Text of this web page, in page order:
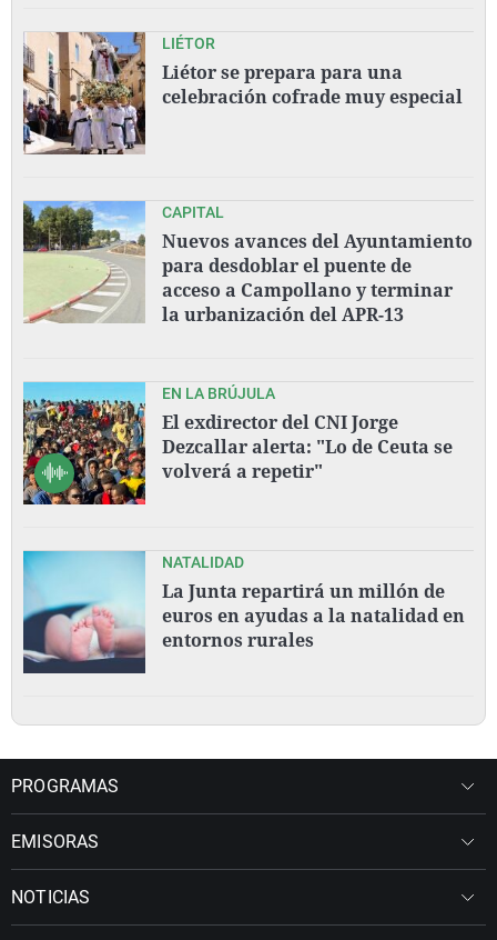
LIÉTOR
Liétor se prepara para una
celebración cofrade muy especial
CAPITAL
Nuevos avances del Ayuntamiento
para desdoblar el puente de
acceso a Campollano y terminar
la urbanización del APR-13
EN LA BRÚJULA
El exdirector del CNI Jorge
Dezcallar alerta: "Lo de Ceuta se
volverá a repetir"
NATALIDAD
La Junta repartirá un millón de
euros en ayudas a la natalidad en
entornos rurales
PROGRAMAS
EMISORAS
NOTICIAS